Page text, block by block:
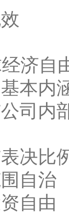
济自
本内
司内
决比
自治
自由